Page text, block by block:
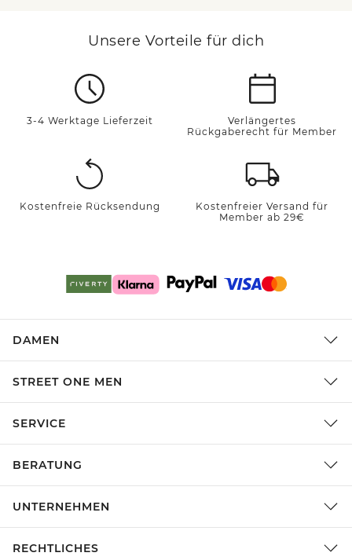
Unsere Vorteile für dich
3-4 Werktage Lieferzeit
Verlängertes
Rückgaberecht für Member
Kostenfreie Rücksendung
Kostenfreier Versand für
Member ab 29€
DAMEN
STREET ONE MEN
SERVICE
BERATUNG
UNTERNEHMEN
RECHTLICHES